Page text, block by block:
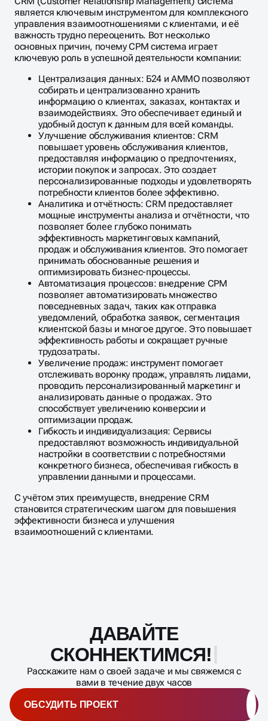
является ключевым инструментом для комплексного
управления взаимоотношениями с клиентами, и её
важность трудно переоценить. Вот несколько
основных причин, почему СРМ система играет
ключевую роль в успешной деятельности компании:
Централизация данных: Б24 и АММО позволяют
собирать и централизованно хранить
информацию о клиентах, заказах, контактах и
взаимодействиях. Это обеспечивает единый и
удобный доступ к данным для всей команды.
Улучшение обслуживания клиентов: CRM
повышает уровень обслуживания клиентов,
предоставляя информацию о предпочтениях,
истории покупок и запросах. Это создает
персонализированные подходы и удовлетворять
потребности клиентов более эффективно.
Аналитика и отчётность: CRM предоставляет
мощные инструменты анализа и отчётности, что
позволяет более глубоко понимать
эффективность маркетинговых кампаний,
продаж и обслуживания клиентов. Это помогает
принимать обоснованные решения и
оптимизировать бизнес-процессы.
Автоматизация процессов: внедрение СРМ
позволяет автоматизировать множество
повседневных задач, таких как отправка
уведомлений, обработка заявок, сегментация
клиентской базы и многое другое. Это повышает
эффективность работы и сокращает ручные
трудозатраты.
Увеличение продаж: инструмент помогает
отслеживать воронку продаж, управлять лидами,
проводить персонализированный маркетинг и
анализировать данные о продажах. Это
способствует увеличению конверсии и
оптимизации продаж.
Гибкость и индивидуализация: Сервисы
предоставляют возможность индивидуальной
настройки в соответствии с потребностями
конкретного бизнеса, обеспечивая гибкость в
управлении данными и процессами.
С учётом этих преимуществ, внедрение CRM
становится стратегическим шагом для повышения
эффективности бизнеса и улучшения
взаимоотношений с клиентами.
Масштабирование
процесса
ДАВАЙТЕ
СКОННЕКТИМСЯ!
Расскажите нам о своей задаче и мы свяжемся с
вами в течение двух часов
ОБСУДИТЬ ПРОЕКТ